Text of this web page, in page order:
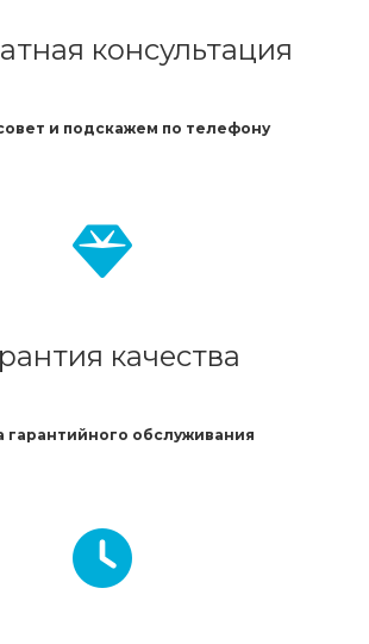
консультация
и подскажем по телефону
качества
гарантийного обслуживания